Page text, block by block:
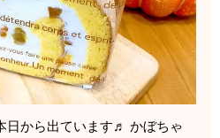
日から出ています♬ かぼちゃ